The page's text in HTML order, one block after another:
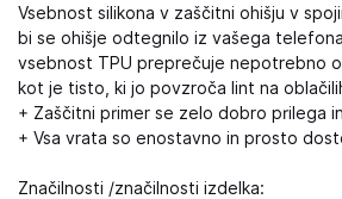
Vsebnost silikona v zaščitni ohišju v
bi se ohišje odtegnilo iz vašega
vsebnost TPU preprečuje nepotrebno
kot je tisto, ki jo povzroča lint na
+ Zaščitni primer se zelo dobro prilega
+ Vsa vrata so enostavno in prosto
Značilnosti /značilnosti izdelka: